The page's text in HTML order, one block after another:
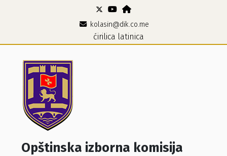
kolasin@dik.co.me
ćirilica latinica
Opštinska izborna komisija